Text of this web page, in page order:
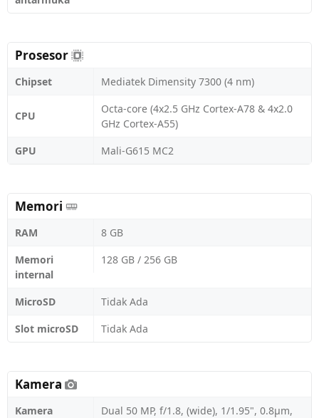
Prosesor
Chipset Mediatek Dimensity 7300 (4 nm)
CPU
Octa-core (4x2.5 GHz Cortex-A78 & 4x2.0
GHz Cortex-A55)
GPU
Mali-G615 MC2
Memori
RAM
8 GB
Memori
internal
128 GB / 256 GB
MicroSD
Tidak Ada
Slot microSD
Tidak Ada
Kamera
Kamera
Dual 50 MP, f/1.8, (wide), 1/1.95", 0.8µm,